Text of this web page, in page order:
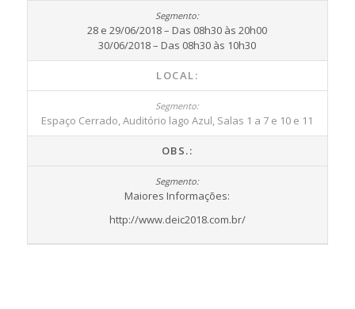
28 e 29/06/2018 – Das 08h30 às 20h00
30/06/2018 – Das 08h30 às 10h30
LOCAL:
Espaço Cerrado, Auditório lago Azul, Salas 1 a 7 e 10 e 11
OBS.:
Maiores Informações:
http://www.deic2018.com.br/